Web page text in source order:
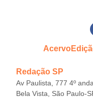
Acervo
Redação SP
Av Paulista, 777 4º
Bela Vista, São Paulo-